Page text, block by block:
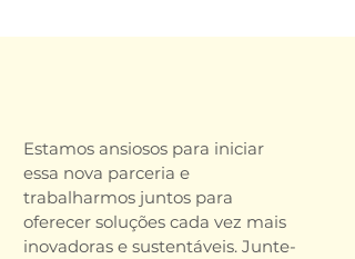
Estamos ansiosos para iniciar
essa nova parceria e
trabalharmos juntos para
oferecer soluções cada vez mais
inovadoras e sustentáveis. Junte-